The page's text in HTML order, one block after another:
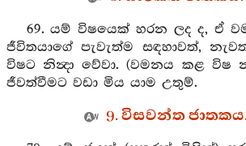
69. යම් විෂයෙක් හරන ලද ද, ඒ
ජීවිතයාගේ පැවැත්ම සඳහාවත්,
විෂට නින්‍දා වේවා. (වමනය කළ විෂ
ජීවත්වීමට වඩා මිය යාම උතුම්.
9. විසවන්ත